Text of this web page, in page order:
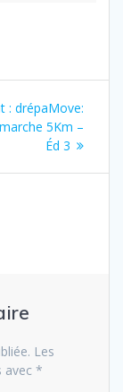
: Article
suivant
drépaMove:
5Km –
Éd 3
Les
avec *